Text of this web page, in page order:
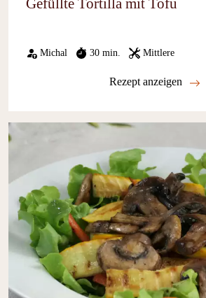
Michal 30 min. Mittlere
Rezept anzeigen